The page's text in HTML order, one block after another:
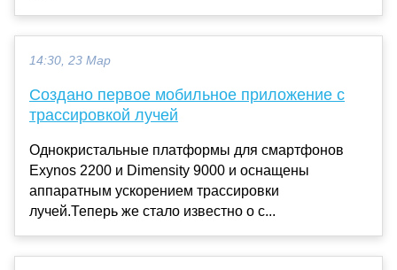
14:30, 23 Мар
Создано первое мобильное приложение с
трассировкой лучей
Однокристальные платформы для смартфонов
Exynos 2200 и Dimensity 9000 и оснащены
аппаратным ускорением трассировки
лучей.Теперь же стало известно о с...